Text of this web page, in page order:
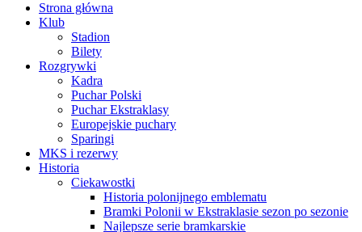
Strona główna
Klub
Stadion
Bilety
Rozgrywki
Kadra
Puchar Polski
Puchar Ekstraklasy
Europejskie puchary
Sparingi
MKS i rezerwy
Historia
Ciekawostki
Historia polonijnego emblematu
Bramki Polonii w Ekstraklasie sezon po sezonie
Najlepsze serie bramkarskie